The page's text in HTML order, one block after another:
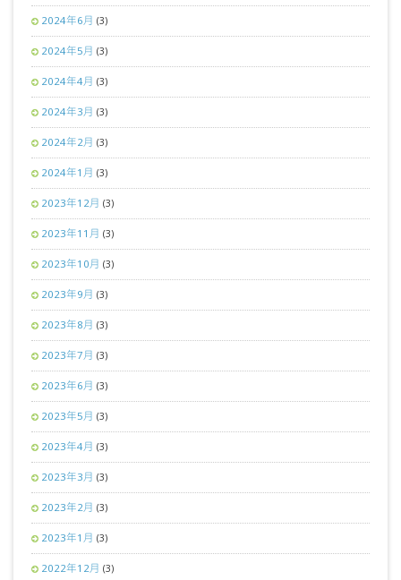
2024年6月 (3)
2024年5月 (3)
2024年4月 (3)
2024年3月 (3)
2024年2月 (3)
2024年1月 (3)
2023年12月 (3)
2023年11月 (3)
2023年10月 (3)
2023年9月 (3)
2023年8月 (3)
2023年7月 (3)
2023年6月 (3)
2023年5月 (3)
2023年4月 (3)
2023年3月 (3)
2023年2月 (3)
2023年1月 (3)
2022年12月 (3)